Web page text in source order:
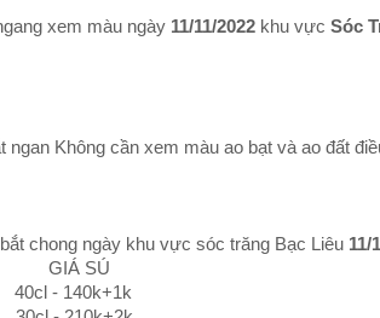
xem màu ngày 11/11/2022 khu vực Sóc
ngan Không cần xem màu ao bạt và ao đất
chong ngày khu vực sóc trăng Bạc Liêu 11/
SÚ
- 140k+1k